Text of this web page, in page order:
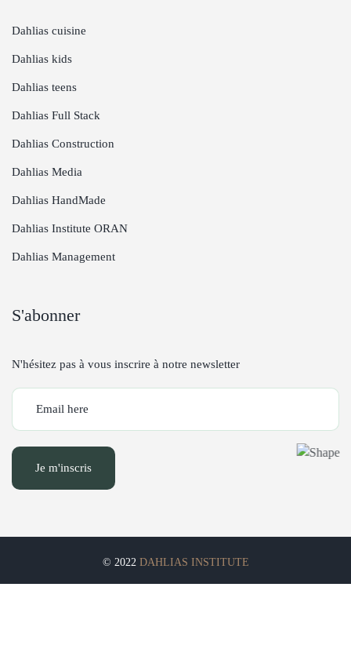
Dahlias cuisine
Dahlias kids
Dahlias teens
Dahlias Full Stack
Dahlias Construction
Dahlias Media
Dahlias HandMade
Dahlias Institute ORAN
Dahlias Management
S'abonner
N'hésitez pas à vous inscrire à notre newsletter
Je m'inscris
© 2022 DAHLIAS INSTITUTE